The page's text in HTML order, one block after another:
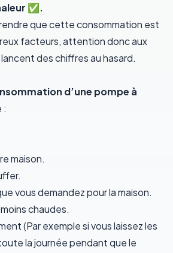
✅️.
que cette consommation est
facteurs, attention donc aux
des chiffres au hasard.
d’une pompe à
:
maison.
vous demandez pour la maison.
chaudes.
(Par exemple si vous laissez les
la journée pendant que le